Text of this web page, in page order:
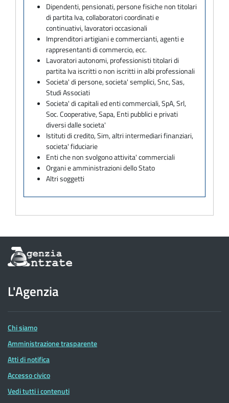
Dipendenti, pensionati, persone fisiche non titolari
di partita Iva, collaboratori coordinati e
continuativi, lavoratori occasionali
Imprenditori artigiani e commercianti, agenti e
rappresentanti di commercio, ecc.
Lavoratori autonomi, professionisti titolari di
partita Iva iscritti o non iscritti in albi professionali
Societa' di persone, societa' semplici, Snc, Sas,
Studi Associati
Societa' di capitali ed enti commerciali, SpA, Srl,
Soc. Cooperative, Sapa, Enti pubblici e privati
diversi dalle societa'
Istituti di credito, Sim, altri intermediari finanziari,
societa' fiduciarie
Enti che non svolgono attivita' commerciali
Organi e amministrazioni dello Stato
Altri soggetti
Informazioni
sul
dell'Agenzia
delle
Entrate
L'Agenzia
Chi siamo
Amministrazione trasparente
Atti di notifica
Accesso civico
Vedi tutti i contenuti